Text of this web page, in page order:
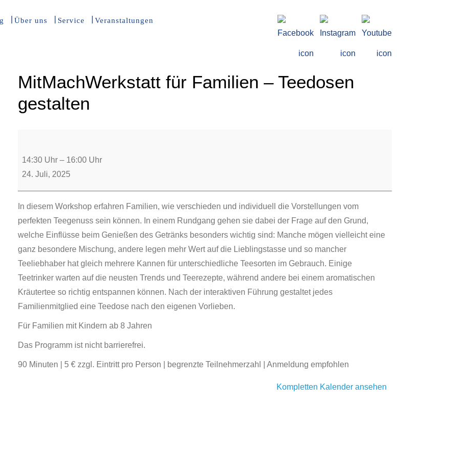
Über uns Service Veranstaltungen
MitMachWerkstatt für Familien – Teedosen
gestalten
14:30 Uhr – 16:00 Uhr
24. Juli, 2025
In diesem Workshop erfahren Familien, wie verschieden und individuell die Vorstellungen vom
perfekten Teegenuss sein können. In einem Rundgang gehen sie dabei der Frage auf den Grund,
welche Einflüsse beim Genießen des Getränks besonders wichtig sind: Manche mögen vielleicht eine
ganz besondere Mischung, andere legen mehr Wert auf die Lieblingstasse und so mancher
Teeliebhaber hat gleich mehrere Kannen für unterschiedliche Teesorten im Gebrauch. Einige
Teetrinker warten auf die neusten Trends und Teerezepte, während andere bei einem aromatischen
Kräutertee so richtig entspannen können. Nach der interaktiven Führung gestaltet jedes
Familienmitglied eine Teedose nach den eigenen Vorlieben.
Für Familien mit Kindern ab 8 Jahren
Das Programm ist nicht barrierefrei.
90 Minuten | 5 € zzgl. Eintritt pro Person | begrenzte Teilnehmerzahl | Anmeldung empfohlen
Kompletten Kalender ansehen